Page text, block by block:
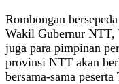
Rombongan
Wakil Gubernur NTT,
juga para pimpinan
provinsi NTT akan
bersama-sama